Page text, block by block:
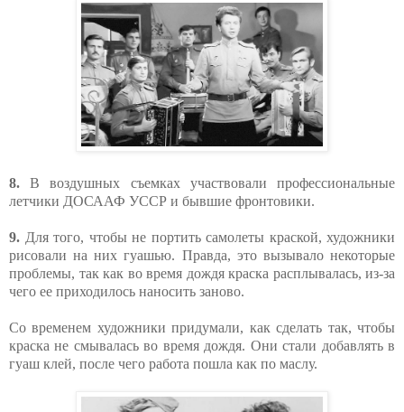
8.В воздушных съемках участвовали профессиональные
летчики ДОСААФ УССР и бывшие фронтовики.
9. Для того, чтобы не портить самолеты краской, художники
рисовали на них гуашью. Правда, это вызывало некоторые
проблемы, так как во время дождя краска расплывалась, из-за
чего ее приходилось наносить заново.
Со временем художники придумали, как сделать так, чтобы
краска не смывалась во время дождя. Они стали добавлять в
гуаш клей, после чего работа пошла как по маслу.